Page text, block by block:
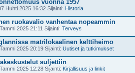
vuonna 1957
Huhti 2025 16:32 Sijainti: Historia
ruokavalio vanhentaa nopeammin
2025 21:11 Sijainti: Terveys
matrilokaalinen kelttiheimo
2025 20:19 Sijainti: Uutiset ja tutkimukset
suljettiin
2025 12:28 Sijainti: Kirjallisuus ja linkit